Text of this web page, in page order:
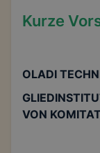
Kurze
OLADI
VON